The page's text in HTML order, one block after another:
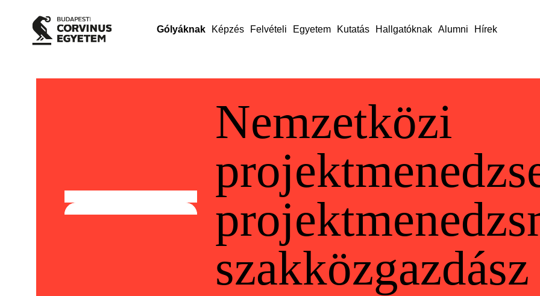
Gólyáknak Képzés Felvételi Egyetem Kutatás Hallgatóknak Alumni Hírek
Nemzetközi
szakközgazdász​